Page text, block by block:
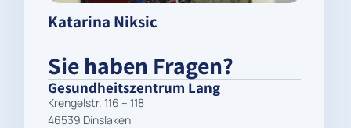
Katarina Niksic
Sie haben Fragen?
Gesundheitszentrum Lang
Krengelstr. 116 – 118
46539 Dinslaken